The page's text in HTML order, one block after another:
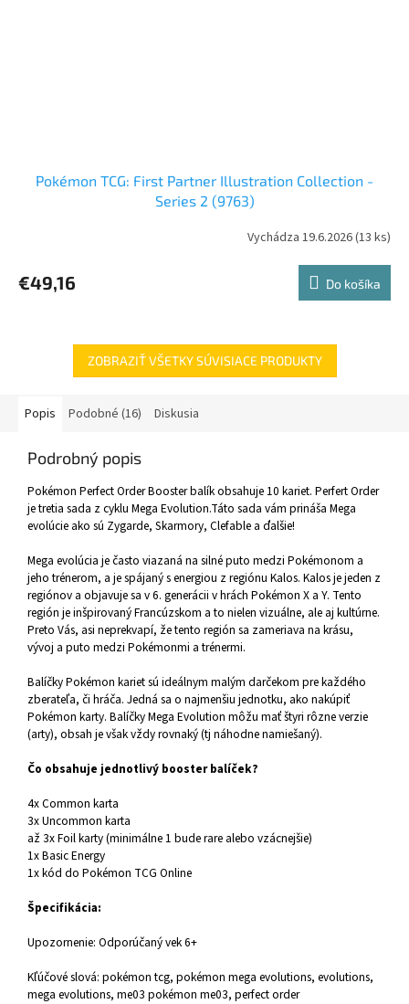
Pokémon TCG: First Partner Illustration Collection -
Series 2 (9763)
Vychádza 19.6.2026(13 ks)
€49,16 Do košíka
ZOBRAZIŤ VŠETKY SÚVISIACE PRODUKTY
Popis Podobné (16) Diskusia
Podrobný popis
Pokémon Perfect Order Booster balík obsahuje 10 kariet. Perfert Order
je tretia sada z cyklu Mega Evolution.Táto sada vám prináša Mega
evolúcie ako sú Zygarde, Skarmory, Clefable a ďalšie!
Mega evolúcia je často viazaná na silné puto medzi Pokémonom a
jeho trénerom, a je spájaný s energiou z regiónu Kalos. Kalos je jeden z
regiónov a objavuje sa v 6. generácii v hrách Pokémon X a Y. Tento
región je inšpirovaný Francúzskom a to nielen vizuálne, ale aj kultúrne.
Preto Vás, asi neprekvapí, že tento región sa zameriava na krásu,
vývoj a puto medzi Pokémonmi a trénermi.
Balíčky Pokémon kariet sú ideálnym malým darčekom pre každého
zberateľa, či hráča. Jedná sa o najmenšiu jednotku, ako nakúpiť
Pokémon karty. Balíčky Mega Evolution môžu mať štyri rôzne verzie
(arty), obsah je však vždy rovnaký (tj náhodne namiešaný).
Čo obsahuje jednotlivý booster balíček?
4x Common karta
3x Uncommon karta
až 3x Foil karty (minimálne 1 bude rare alebo vzácnejšie)
1x Basic Energy
1x kód do Pokémon TCG Online
Špecifikácia:
Upozornenie: Odporúčaný vek 6+
Kľúčové slová: pokémon tcg, pokémon mega evolutions, evolutions,
mega evolutions, me03 pokémon me03, perfect order